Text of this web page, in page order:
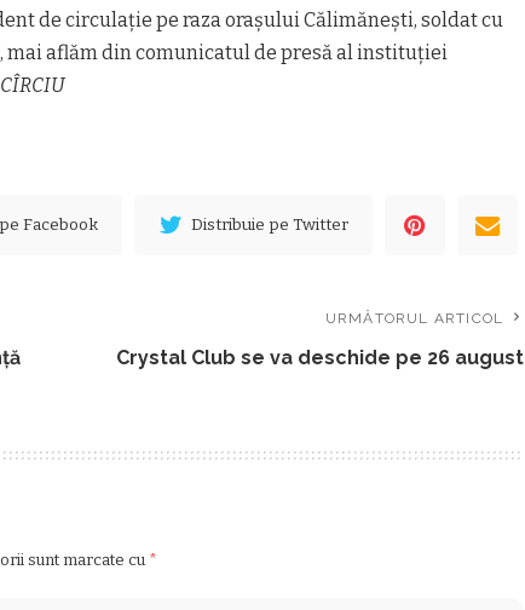
de circulație pe raza orașului Călimănești, soldat cu
mai aflăm din comunicatul de presă al instituției
Facebook Distribuie pe Twitter
URMĂTORUL ARTICOL
Crystal Club se va deschide pe 26 august
sunt marcate cu *